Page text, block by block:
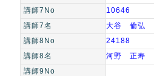
講師7No
10646
講師7名
大谷 倫弘
講師8No
24188
講師8名
河野 正寿
講師9No